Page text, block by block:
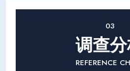
03
调查
REFERENCE